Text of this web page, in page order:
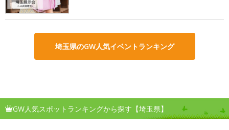
埼玉県のGW人気イベントランキング
GW人気スポットランキングから探す【埼玉県】